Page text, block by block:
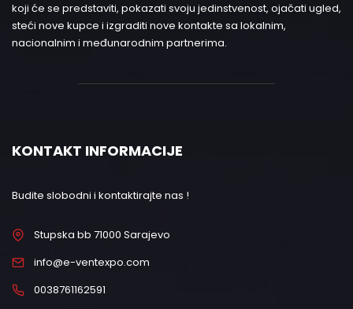
koji će se predstaviti, pokazati svoju jedinstvenost, ojačati ugled,
steći nove kupce i izgraditi nove kontakte sa lokalnim,
nacionalnim i međunarodnim partnerima.
KONTAKT INFORMACIJE
Budite slobodni i kontaktirajte nas !
Stupska bb 71000 Sarajevo
info@e-ventexpo.com
0038761162591